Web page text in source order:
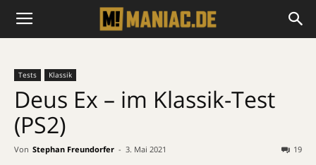
Tests Klassik
Deus Ex – im Klassik-Test
(PS2)
Von Stephan Freundorfer - 3. Mai 2021 19